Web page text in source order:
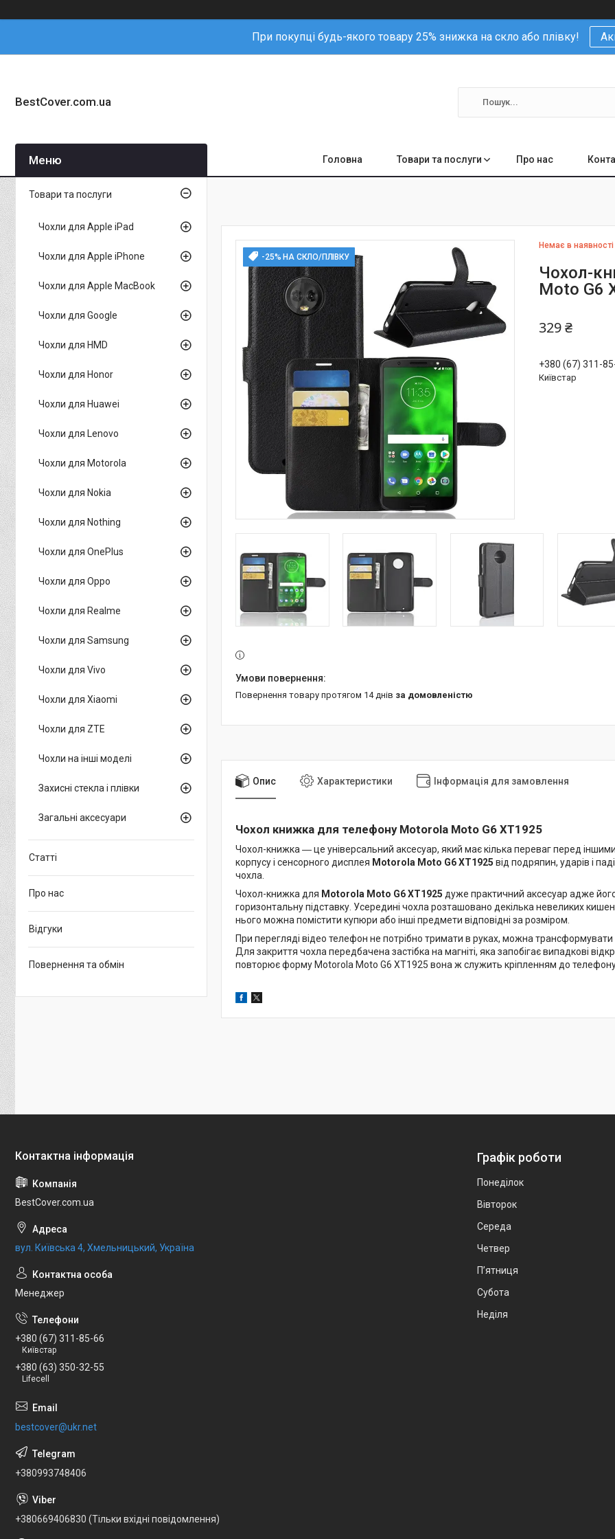
При покупці будь-якого товару 25% знижка на скло або плівку!
BestCover.com.ua
Головна Товари та послуги Про нас
-25% НА СКЛО/ПЛІВКУ
Немає в наявності
Чохол-
Moto G6
329 ₴
+380 (67) 311-
Київстар
повернення товару протягом 14 днів за домовленістю
Опис Характеристики Інформація для замовлення
Чохол книжка для телефону Motorola Moto G6 XT1925
Чохол-книжка ― це універсальний аксесуар, який має кілька переваг перед
корпусу і сенсорного дисплея Motorola Moto G6 XT1925 від подряпин, ударів і
чохла.
Чохол-книжка для Motorola Moto G6 XT1925 дуже практичний аксесуар адже
горизонтальну підставку. Усередині чохла розташовано декілька невеликих
нього можна помістити купюри або інші предмети відповідні за розміром.
При перегляді відео телефон не потрібно тримати в руках, можна трансформувати
Для закриття чохла передбачена застібка на магніті, яка запобігає випадкові
повторює форму Motorola Moto G6 XT1925 вона ж служить кріпленням до
Товари та послуги
Чохли для Apple iPad
Чохли для Apple iPhone
Чохли для Apple MacBook
Чохли для Google
Чохли для HMD
Чохли для Honor
Чохли для Huawei
Чохли для Lenovo
Чохли для Motorola
Чохли для Nokia
Чохли для Nothing
Чохли для OnePlus
Чохли для Oppo
Чохли для Realme
Чохли для Samsung
Чохли для Vivo
Чохли для Xiaomi
Чохли для ZTE
Чохли на інші моделі
Захисні стекла і плівки
Загальні аксесуари
Статті
Про нас
Відгуки
Повернення та обмін
BestCover.com.ua
вул. Київська 4, Хмельницький, Україна
Менеджер
+380 (67) 311-85-66
Київстар
+380 (63) 350-32-55
Lifecell
bestcover@ukr.net
+380993748406
+380669406830 (Тільки вхідні повідомлення)
Графік роботи
Понеділок
Вівторок
Середа
Четвер
Пʼятниця
Субота
Неділя